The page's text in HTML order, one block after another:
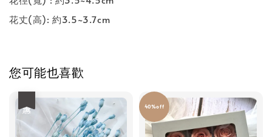
花丈(高): 約3.5~3.7cm
您可能也喜歡
40%off